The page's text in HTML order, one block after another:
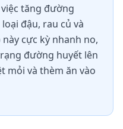
tăng đường
đậu, rau củ và
cực kỳ nhanh no,
đường huyết lên
mỏi và thèm ăn vào